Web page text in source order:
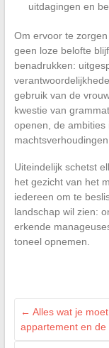
uitdagingen en
Om ervoor te
geen loze belofte
benadrukken:
gebruik van de
kwestie van
openen, de
Uiteindelijk schetst
het gezicht van het
iedereen om te
landschap wil zien:
erkende
toneel opnemen.
← Alles wat je
appartement en